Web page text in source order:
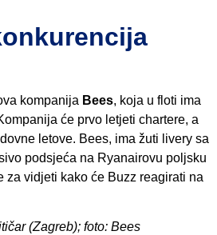
kompanija Bees, koja u floti ima
će prvo letjeti chartere, a
letove. Bees, ima žuti livery sa
podsjeća na Ryanairovu poljsku
za vidjeti kako će Buzz reagirati na
(Zagreb); foto: Bees